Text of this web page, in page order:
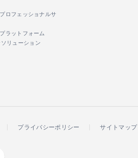
ロフェッショナルサ
ラットフォーム
ソリューション
プライバシーポリシー サイトマップ